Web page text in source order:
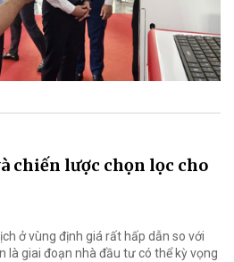
chiến lược chọn lọc cho
ở vùng định giá rất hấp dẫn so với
là giai đoạn nhà đầu tư có thể kỳ vọng